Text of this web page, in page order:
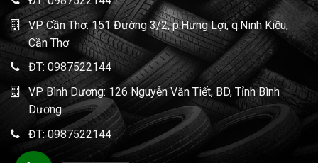
VP Cần Thơ: 151 Đường 3/2, p.Hưng Lợi, q.Ninh Kiều,
Cần Thơ
ĐT: 0987522144
VP Bình Dương: 126 Nguyễn Văn Tiết, BD, Tỉnh Bình
Dương
ĐT: 0987522144